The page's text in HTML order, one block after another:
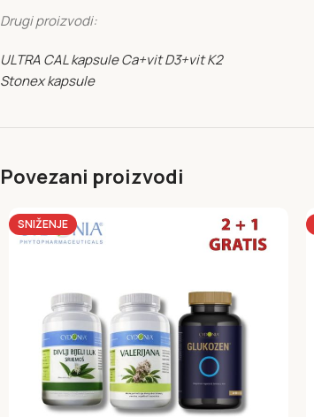
Drugi proizvodi:
ULTRA CAL kapsule Ca+vit D3+vit K2
Stonex kapsule
Povezani proizvodi
SNIŽENJE